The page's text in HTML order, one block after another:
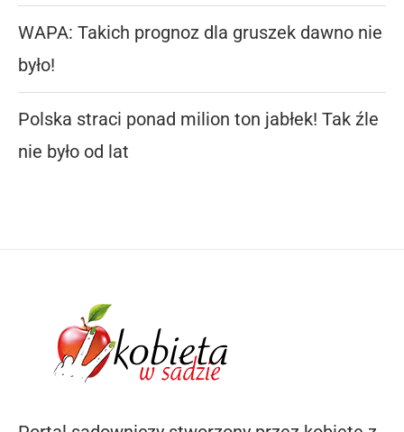
WAPA: Takich prognoz dla gruszek dawno nie
było!
Polska straci ponad milion ton jabłek! Tak źle
nie było od lat